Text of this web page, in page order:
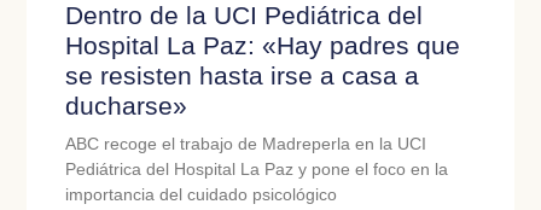
Dentro de la UCI Pediátrica del
Hospital La Paz: «Hay padres que
se resisten hasta irse a casa a
ducharse»
ABC recoge el trabajo de Madreperla en la UCI
Pediátrica del Hospital La Paz y pone el foco en la
importancia del cuidado psicológico